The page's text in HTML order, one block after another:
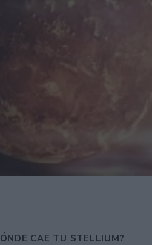
CAE TU STELLIUM?